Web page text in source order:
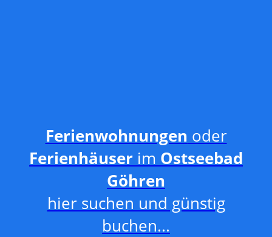
Ferienwohnungen oder
Ferienhäuser im Ostseebad
Göhren
hier suchen und günstig
buchen...